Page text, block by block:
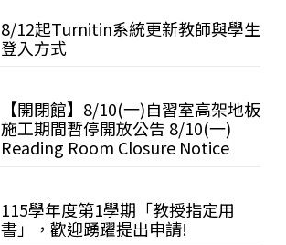
8/12起Turnitin系統更新教師與學生
登入方式
【開閉館】8/10(一)自習室高架地板
施工期間暫停開放公告 8/10(一)
Reading Room Closure Notice
115學年度第1學期「教授指定用
書」，歡迎踴躍提出申請!